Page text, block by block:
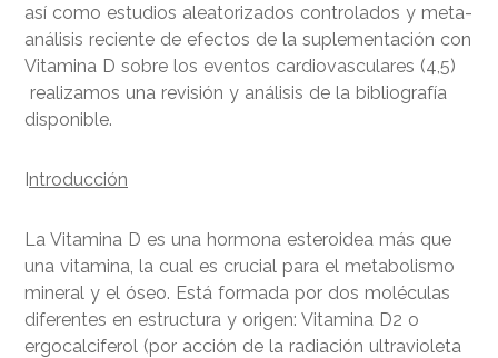
así como estudios aleatorizados controlados y meta-
análisis reciente de efectos de la suplementación con
Vitamina D sobre los eventos cardiovasculares (4,5)
realizamos una revisión y análisis de la bibliografía
disponible.
Introducción
La Vitamina D es una hormona esteroidea más que
una vitamina, la cual es crucial para el metabolismo
mineral y el óseo. Está formada por dos moléculas
diferentes en estructura y origen: Vitamina D2 o
ergocalciferol (por acción de la radiación ultravioleta